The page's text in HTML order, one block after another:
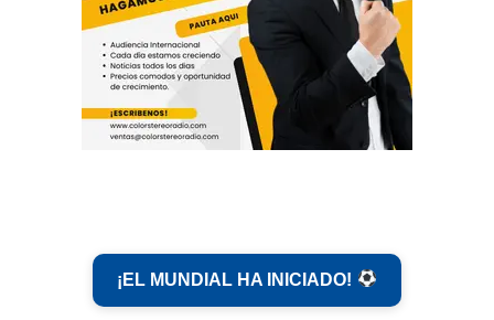
¡EL MUNDIAL HA INICIADO!